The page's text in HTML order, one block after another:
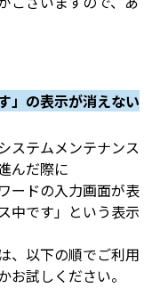
」の表示が消えない
ステムメンテナンス
んだ際に
ードの入力画面が表
中です」という表示
、以下の順でご利用
試しください。